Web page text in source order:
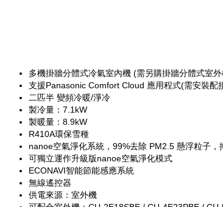
多機掛牆分體式冷氣室內機 (需另購掛牆分體式室
支援Panasonic Comfort Cloud 應用程式(需安裝配
二匹半 變頻冷暖/淨冷
製冷量：7.1kW
製暖量：8.9kW
R410A環保雪種
nanoe空氣淨化系統，99%去除 PM2.5 懸浮粒子
可獨立運作升級版nanoe空氣淨化模式
ECONAVI智能節能感應系統
無線遙控器
供電來源：室外機